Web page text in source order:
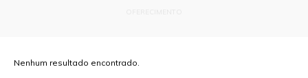
Nenhum resultado encontrado.